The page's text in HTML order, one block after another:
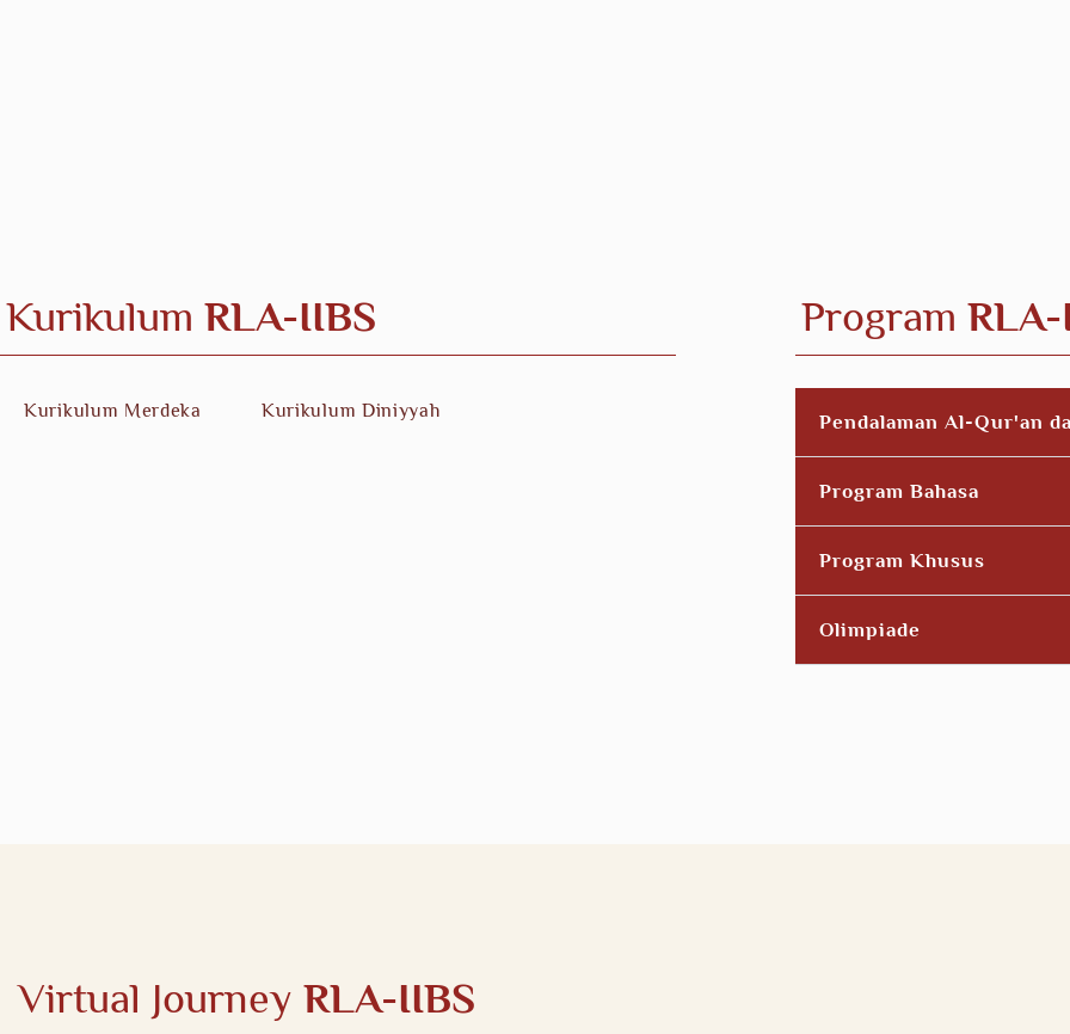
Kurikulum RLA-IIBS
Kurikulum Merdeka Kurikulum Diniyyah
Program
Pendalaman Al-Qur'an
Program Bahasa
Program Khusus
Olimpiade
Virtual Journey RLA-IIBS